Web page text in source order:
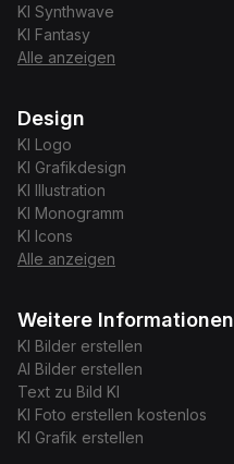
KI Synthwave
KI Fantasy
Alle anzeigen
Design
KI Logo
KI Grafikdesign
KI
Illustration
KI Monogramm
KI
Icons
Alle anzeigen
Weitere Informationen
KI Bilder erstellen
AI Bilder erstellen
Text zu Bild KI
KI Foto erstellen kostenlos
KI Grafik erstellen